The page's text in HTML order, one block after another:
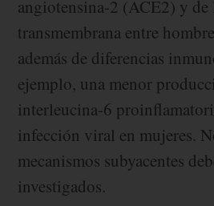
angiotensina-2 (ACE2) y de
transmembrana entre
además de diferencias
ejemplo, una menor
interleucina-6
infección viral en mujeres.
mecanismos subyacentes
investigados.